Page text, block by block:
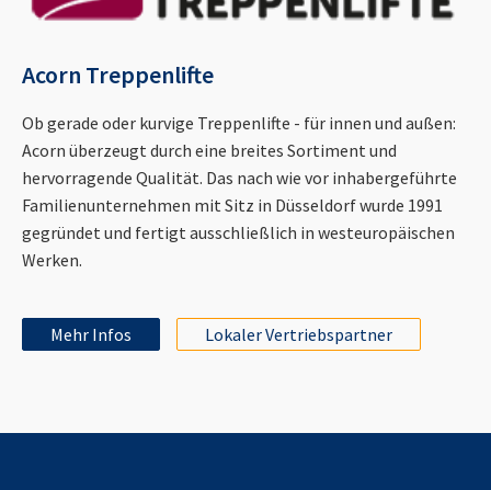
Acorn Treppenlifte
Ob gerade oder kurvige Treppenlifte - für innen und außen:
Acorn überzeugt durch eine breites Sortiment und
hervorragende Qualität. Das nach wie vor inhabergeführte
Familienunternehmen mit Sitz in Düsseldorf wurde 1991
gegründet und fertigt ausschließlich in westeuropäischen
Werken.
Mehr Infos Lokaler Vertriebspartner